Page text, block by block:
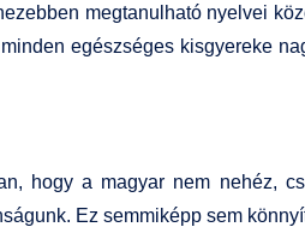
megtanulható nyelvei
egészséges kisgyereke
hogy a magyar nem nehéz,
Ez semmiképp sem